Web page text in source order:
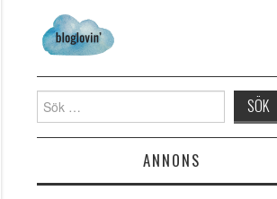
Search for:
ANNONS